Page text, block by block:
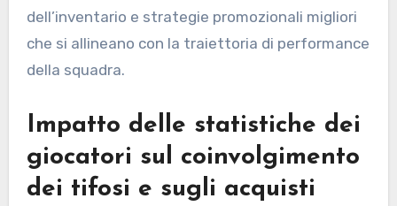
dell’inventario e strategie promozionali migliori
che si allineano con la traiettoria di performance
della squadra.
Impatto delle statistiche dei
giocatori sul coinvolgimento
dei tifosi e sugli acquisti